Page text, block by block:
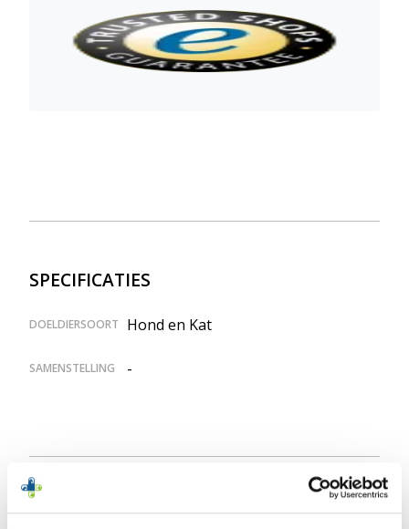
SPECIFICATIES
DOELDIERSOORT Hond en Kat
SAMENSTELLING -
BESCHRIJVING